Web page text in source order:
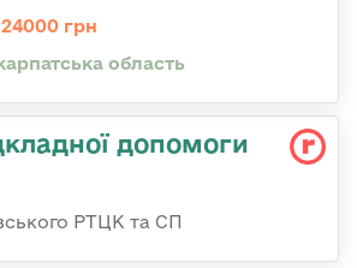
грн
область
допомоги
РТЦК та СП